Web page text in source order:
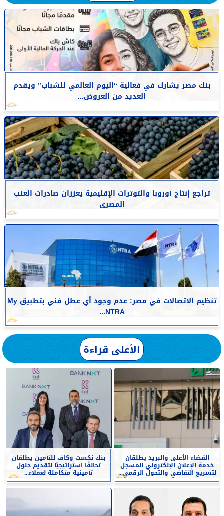
بنك مصر يشارك في فعالية “اليوم العالمي للشباب” ويقدم
العديد من العروض...
تراجع إنتاج أوروبا والتوترات الإقليمية يعززان صادرات العنب
المصرى
تنظيم الاتصالات في مصر: عدم وجود أي عطل فني بتطبيق My
NTRA...
الأعلى قراءة
القضاء الأعلى والبريد يطلقان
خدمة الإعلان الإلكتروني المسجل
لتسريع التقاضي والتحول الرقمي...
بنك نكست وكاف للتأمين يطلقان
تحالفًا استراتيجيًا لتقديم حلول
تأمينية متكاملة لعملاء...